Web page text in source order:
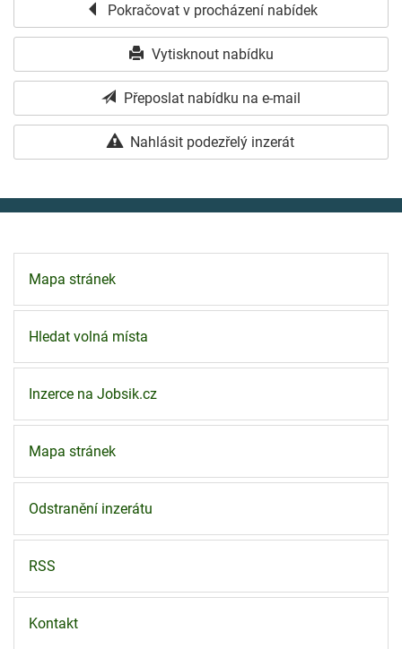
Pokračovat v procházení nabídek
Vytisknout nabídku
Přeposlat nabídku na e-mail
Nahlásit podezřelý inzerát
Mapa stránek
Hledat volná místa
Inzerce na Jobsik.cz
Mapa stránek
Odstranění inzerátu
RSS
Kontakt